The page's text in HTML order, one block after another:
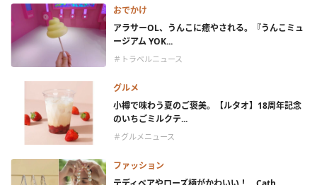
おでかけ
アラサーOL、うんこに癒やされる。『うんこミュ
ージアム YOK...
＃トラベルニュース
グルメ
小樽で味わう夏のご褒美。【ルタオ】18周年記念
のいちごミルクテ...
＃グルメニュース
ファッション